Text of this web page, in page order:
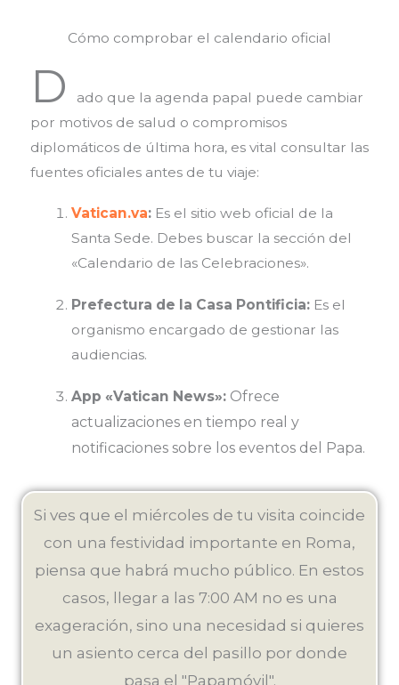
Cómo comprobar el calendario oficial
D
ado que la agenda papal puede cambiar
por motivos de salud o compromisos
diplomáticos de última hora, es vital consultar las
fuentes oficiales antes de tu viaje:
Vatican.va: Es el sitio web oficial de la
Santa Sede. Debes buscar la sección del
«Calendario de las Celebraciones».
Prefectura de la Casa Pontificia: Es el
organismo encargado de gestionar las
audiencias.
App «Vatican News»: Ofrece
actualizaciones en tiempo real y
notificaciones sobre los eventos del Papa.
Si ves que el miércoles de tu visita coincide
con una festividad importante en Roma,
piensa que habrá mucho público. En estos
casos, llegar a las 7:00 AM no es una
exageración, sino una necesidad si quieres
un asiento cerca del pasillo por donde
pasa el "Papamóvil".